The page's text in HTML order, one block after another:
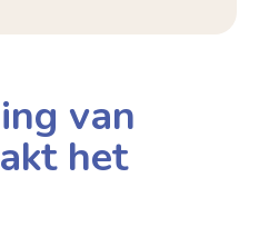
van
het